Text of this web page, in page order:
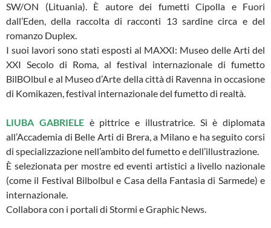
SW/ON (Lituania). È autore dei fumetti Cipolla e Fuori
dall’Eden, della raccolta di racconti 13 sardine circa e del
romanzo Duplex.
I suoi lavori sono stati esposti al MAXXI: Museo delle Arti del
XXI Secolo di Roma, al festival internazionale di fumetto
BilBOlbul e al Museo d’Arte della città di Ravenna in occasione
di Komikazen, festival internazionale del fumetto di realtà.
LIUBA GABRIELEè pittrice e illustratrice. Si è diplomata
all’Accademia di Belle Arti di Brera, a Milano e ha seguito corsi
di specializzazione nell’ambito del fumetto e dell’illustrazione.
È selezionata per mostre ed eventi artistici a livello nazionale
(come il Festival Bilbolbul e Casa della Fantasia di Sarmede) e
internazionale.
Collabora con i portali di Stormi e Graphic News.